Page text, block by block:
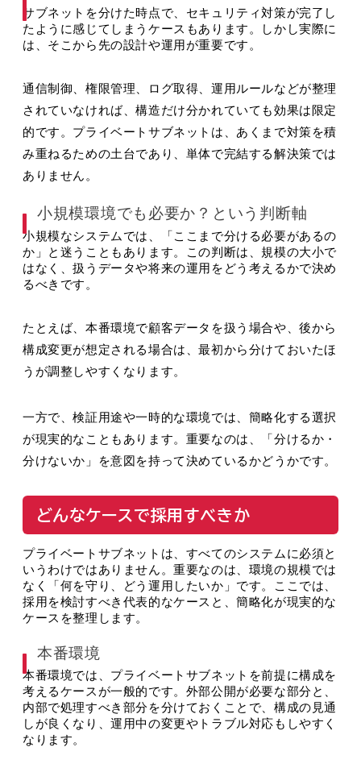
サブネットを分けた時点で、セキュリティ対策が完了し
たように感じてしまうケースもあります。しかし実際に
は、そこから先の設計や運用が重要です。
通信制御、権限管理、ログ取得、運用ルールなどが整理
されていなければ、構造だけ分かれていても効果は限定
的です。プライベートサブネットは、あくまで対策を積
み重ねるための土台であり、単体で完結する解決策では
ありません。
小規模環境でも必要か？という判断軸
小規模なシステムでは、「ここまで分ける必要があるの
か」と迷うこともあります。この判断は、規模の大小で
はなく、扱うデータや将来の運用をどう考えるかで決め
るべきです。
たとえば、本番環境で顧客データを扱う場合や、後から
構成変更が想定される場合は、最初から分けておいたほ
うが調整しやすくなります。
一方で、検証用途や一時的な環境では、簡略化する選択
が現実的なこともあります。重要なのは、「分けるか・
分けないか」を意図を持って決めているかどうかです。
どんなケースで採用すべきか
プライベートサブネットは、すべてのシステムに必須と
いうわけではありません。重要なのは、環境の規模では
なく「何を守り、どう運用したいか」です。ここでは、
採用を検討すべき代表的なケースと、簡略化が現実的な
ケースを整理します。
本番環境
本番環境では、プライベートサブネットを前提に構成を
考えるケースが一般的です。外部公開が必要な部分と、
内部で処理すべき部分を分けておくことで、構成の見通
しが良くなり、運用中の変更やトラブル対応もしやすく
なります。